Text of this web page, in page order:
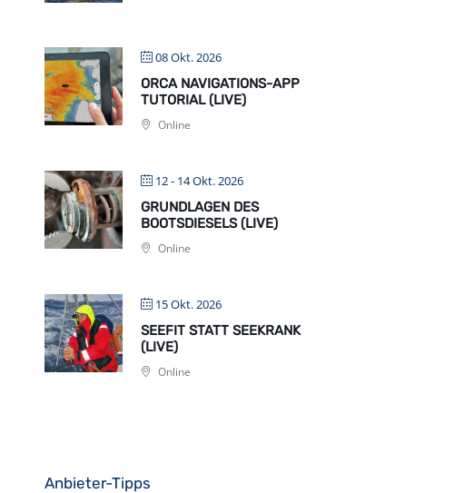
08 Okt. 2026
ORCA NAVIGATIONS-APP
TUTORIAL (LIVE)
Online
12 - 14 Okt. 2026
GRUNDLAGEN DES
BOOTSDIESELS (LIVE)
Online
15 Okt. 2026
SEEFIT STATT SEEKRANK
(LIVE)
Online
Anbieter-Tipps